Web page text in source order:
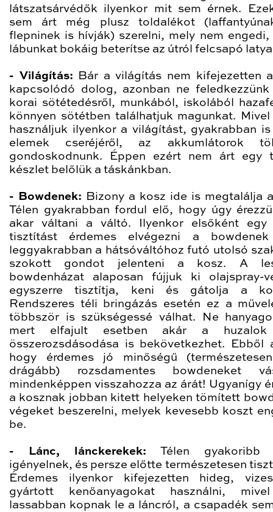
látszatsárvédők ilyenkor mit sem érnek.
sem árt még plusz toldalékot
flepninek is hívják) szerelni, mely nem engedi,
lábunkat bokáig beterítse az útról felcsapó
- Világítás: Bár a világítás nem kifejezetten
kapcsolódó dolog, azonban ne
korai sötétedésről, munkából, iskolából
könnyen sötétben találhatjuk magunkat.
használjuk ilyenkor a világítást, gyakrabban
elemek cseréjéről, az akkumlátorok
gondoskodnunk. Éppen ezért nem árt egy
készlet belőlük a táskánkban.
- Bowdenek: Bizony a kosz ide is megtalálja
Télen gyakrabban fordul elő, hogy úgy
akar váltani a váltó. Ilyenkor elsőként egy
tisztítást érdemes elvégezni a
leggyakrabban a hátsóváltóhoz futó utolsó
szokott gondot jelenteni a kosz. A
bowdenházat alaposan fújjuk ki olajspray-
egyszerre tisztítja, keni és gátolja a
Rendszeres téli bringázás esetén ez a
többször is szükségessé válhat. Ne
mert elfajult esetben akár a huzalok
összerozsdásodása is bekövetkezhet. Ebből
hogy érdemes jó minőségű
drágább) rozsdamentes bowdeneket
mindenképpen visszahozza az árát! Ugyanígy
a kosznak jobban kitett helyeken tömített
végeket beszerelni, melyek kevesebb koszt
be.
- Lánc, lánckerekek: Télen gyakoribb
igényelnek, és persze előtte természetesen
Érdemes ilyenkor kifejezetten hideg,
gyártott kenőanyagokat használni,
lassabban kopnak le a láncról, a csapadék